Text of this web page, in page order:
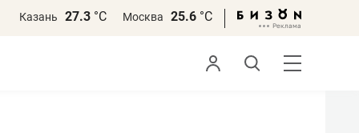
Казань 27.3 °С Москва 25.6 °С